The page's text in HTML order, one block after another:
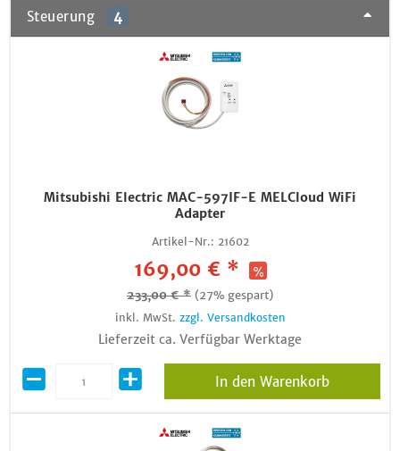
Steuerung 4
Mitsubishi Electric MAC-597IF-E MELCloud WiFi
Adapter
Artikel-Nr.: 21602
169,00 € *
233,00 € * (27% gespart)
inkl. MwSt. zzgl. Versandkosten
Lieferzeit ca. Verfügbar Werktage
In den Warenkorb